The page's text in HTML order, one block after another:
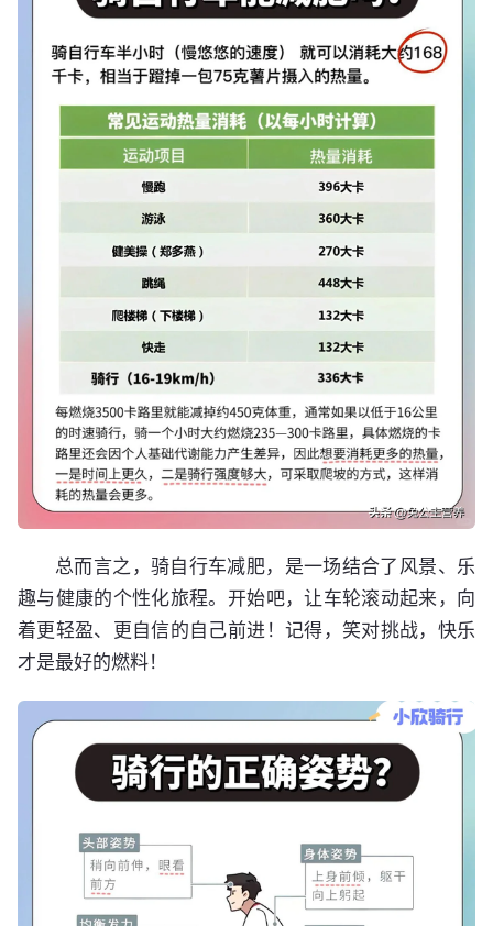
总而言之，骑自行车减肥，是一场结合了风景、乐
趣与健康的个性化旅程。开始吧，让车轮滚动起来，向
着更轻盈、更自信的自己前进！记得，笑对挑战，快乐
才是最好的燃料！